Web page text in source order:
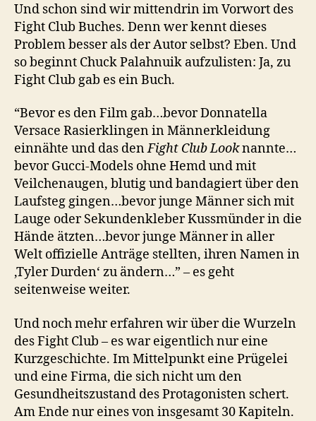
Und schon sind wir mittendrin im Vorwort des
Fight Club Buches. Denn wer kennt dieses
Problem besser als der Autor selbst? Eben. Und
so beginnt Chuck Palahnuik aufzulisten: Ja, zu
Fight Club gab es ein Buch.
“Bevor es den Film gab…bevor Donnatella
Versace Rasierklingen in Männerkleidung
einnähte und das denFight Club Looknannte…
bevor Gucci-Models ohne Hemd und mit
Veilchenaugen, blutig und bandagiert über den
Laufsteg gingen…bevor junge Männer sich mit
Lauge oder Sekundenkleber Kussmünder in die
Hände ätzten…bevor junge Männer in aller
Welt offizielle Anträge stellten, ihren Namen in
‚Tyler Durden‘ zu ändern…” – es geht
seitenweise weiter.
Und noch mehr erfahren wir über die Wurzeln
des Fight Club – es war eigentlich nur eine
Kurzgeschichte. Im Mittelpunkt eine Prügelei
und eine Firma, die sich nicht um den
Gesundheitszustand des Protagonisten schert.
Am Ende nur eines von insgesamt 30 Kapiteln.